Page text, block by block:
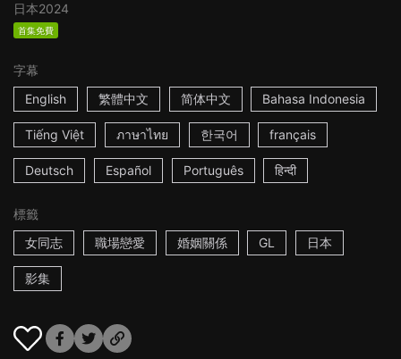
日本2024
首集免費
字幕
English
繁體中文 简体中文 Bahasa Indonesia
Tiếng Việt ภาษาไทย 한국어 français
Deutsch Español Português हिन्दी
標籤
女同志
職場戀愛 婚姻關係 GL 日本
影集